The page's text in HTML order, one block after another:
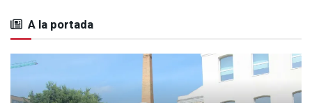
A la portada